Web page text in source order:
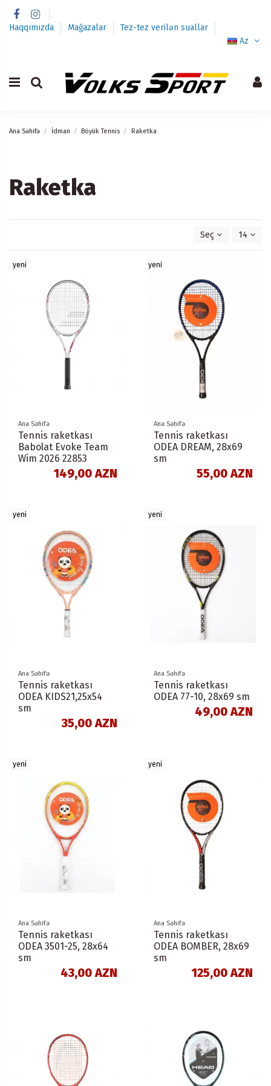
Haqqımızda Mağazalar
Tez-tez verilən suallar
Az
Ana Səhifə İdman Böyük Tennis Raketka
Raketka
Seç 14
yeni
Ana Səhifə
Tennis raketkası
Babolat Evoke Team
Wim 2026 22853
149,00 AZN
yeni
Ana Səhifə
Tennis raketkası
ODEA DREAM, 28x69
sm
55,00 AZN
yeni
Ana Səhifə
Tennis raketkası
ODEA KIDS21,25x54
sm
35,00 AZN
yeni
Ana Səhifə
Tennis raketkası
ODEA 77-10, 28x69 sm
49,00 AZN
yeni
Ana Səhifə
Tennis raketkası
ODEA 3501-25, 28x64
sm
43,00 AZN
yeni
Ana Səhifə
Tennis raketkası
ODEA BOMBER, 28x69
sm
125,00 AZN